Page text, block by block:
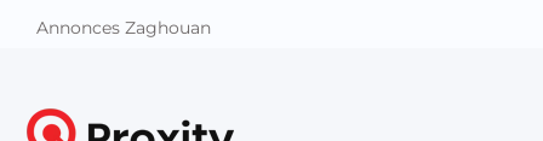
Annonces Zaghouan